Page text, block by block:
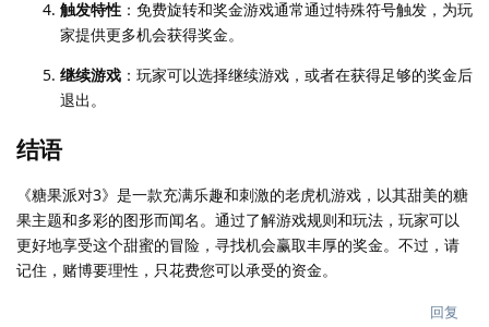
触发特性 ：免费旋转和奖金游戏通常通过特殊符号触发，为玩
家提供更多机会获得奖金。
继续游戏 ：玩家可以选择继续游戏，或者在获得足够的奖金后
退出。
结语
《糖果派对3》是一款充满乐趣和刺激的老虎机游戏，以其甜美的糖
果主题和多彩的图形而闻名。通过了解游戏规则和玩法，玩家可以
更好地享受这个甜蜜的冒险，寻找机会赢取丰厚的奖金。不过，请
记住，赌博要理性，只花费您可以承受的资金。
回复